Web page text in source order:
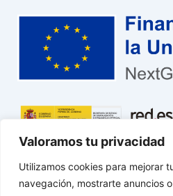
Valoramos tu privacidad
Utilizamos cookies para mejorar
navegación, mostrarte anuncios